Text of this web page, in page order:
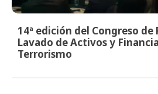
14ª edición del Congreso de
Lavado de Activos y
Terrorismo